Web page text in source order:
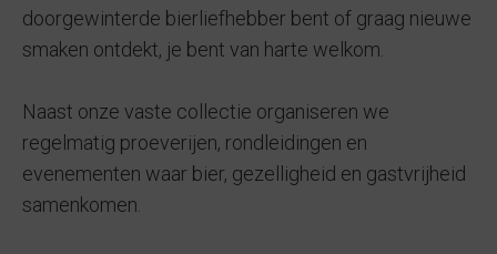
doorgewinterde bierliefhebber bent of graag nieuwe
smaken ontdekt, je bent van harte welkom.
Naast onze vaste collectie organiseren we
regelmatig proeverijen, rondleidingen en
evenementen waar bier, gezelligheid en gastvrijheid
samenkomen.